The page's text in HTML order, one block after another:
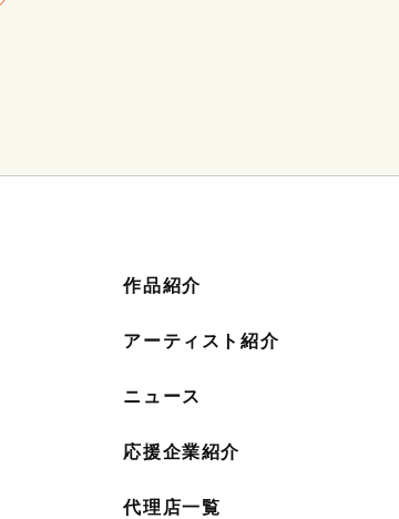
作品紹介
アーティスト紹介
ニュース
応援企業紹介
代理店一覧